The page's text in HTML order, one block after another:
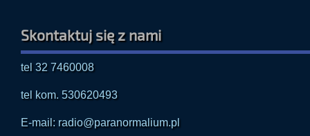
Skontaktuj się z nami
tel 32 7460008
tel kom. 530620493
E-mail: radio@paranormalium.pl